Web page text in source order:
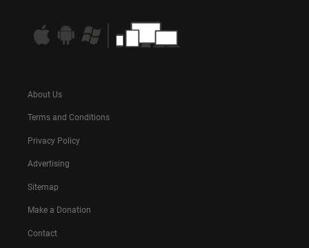
About Us
Terms and Conditions
Privacy Policy
Advertising
Sitemap
Make a Donation
Contact